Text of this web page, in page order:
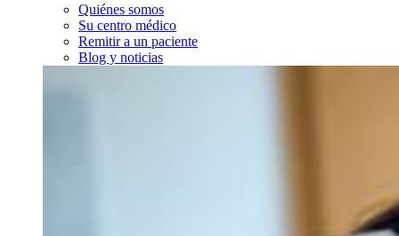
Quiénes somos
Su centro médico
Remitir a un paciente
Blog y noticias